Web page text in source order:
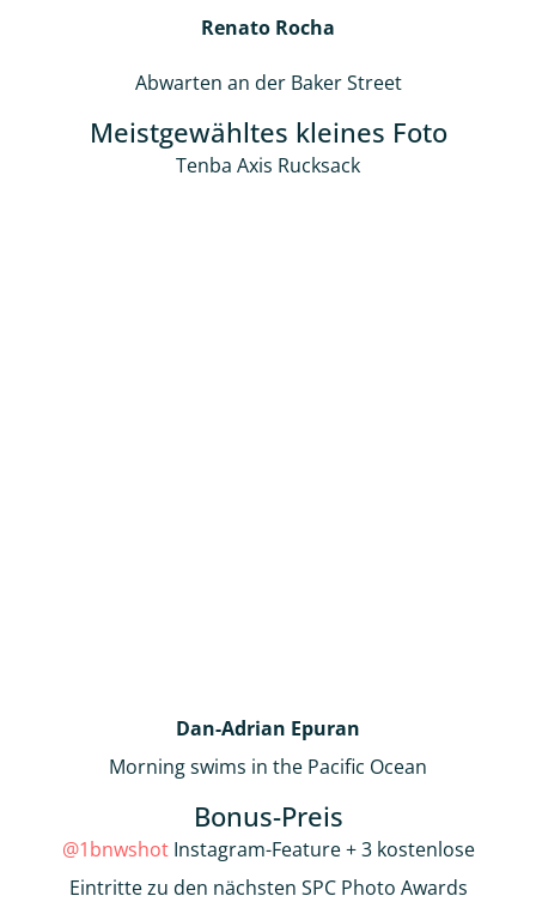
Renato Rocha
Abwarten an der Baker Street
Meistgewähltes kleines Foto
Tenba Axis Rucksack
Dan-Adrian Epuran
Morning swims in the Pacific Ocean
Bonus-Preis
@1bnwshotInstagram-Feature + 3 kostenlose
Eintritte zu den nächsten SPC Photo Awards